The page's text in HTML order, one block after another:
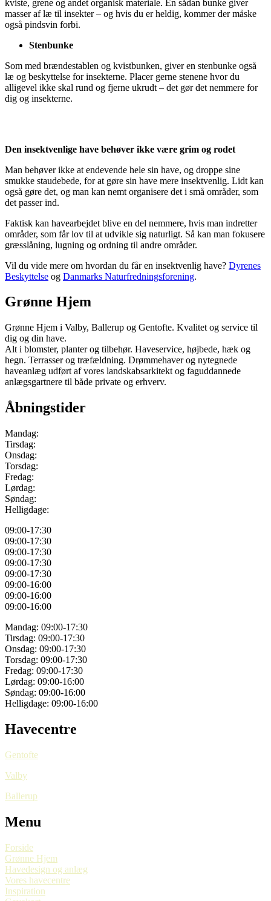
kviste, grene og andet organisk materiale. En sådan bunke giver
masser af læ til insekter – og hvis du er heldig, kommer der måske
også pindsvin forbi.
Stenbunke
Som med brændestablen og kvistbunken, giver en stenbunke også
læ og beskyttelse for insekterne. Placer gerne stenene hvor du
alligevel ikke skal rund og fjerne ukrudt – det gør det nemmere for
dig og insekterne.
Den insektvenlige have behøver ikke være grim og rodet
Man behøver ikke at endevende hele sin have, og droppe sine
smukke staudebede, for at gøre sin have mere insektvenlig. Lidt kan
også gøre det, og man kan nemt organisere det i små områder, som
det passer ind.
Faktisk kan havearbejdet blive en del nemmere, hvis man indretter
områder, som får lov til at udvikle sig naturligt. Så kan man fokusere
græsslåning, lugning og ordning til andre områder.
Vil du vide mere om hvordan du får en insektvenlig have? Dyrenes
Beskyttelse og Danmarks Naturfredningsforening.
Grønne Hjem
Grønne Hjem i Valby, Ballerup og Gentofte. Kvalitet og service til
dig og din have.
Alt i blomster, planter og tilbehør. Haveservice, højbede, hæk og
hegn. Terrasser og træfældning. Drømmehaver og nytegnede
haveanlæg udført af vores landskabsarkitekt og faguddannede
anlægsgartnere til både private og erhverv.
Åbningstider
Mandag:
Tirsdag:
Onsdag:
Torsdag:
Fredag:
Lørdag:
Søndag:
Helligdage:
09:00-17:30
09:00-17:30
09:00-17:30
09:00-17:30
09:00-17:30
09:00-16:00
09:00-16:00
09:00-16:00
Mandag: 09:00-17:30
Tirsdag: 09:00-17:30
Onsdag: 09:00-17:30
Torsdag: 09:00-17:30
Fredag: 09:00-17:30
Lørdag: 09:00-16:00
Søndag: 09:00-16:00
Helligdage: 09:00-16:00
Havecentre
Gentofte
Valby
Ballerup
Menu
Forside
Grønne Hjem
Havedesign og anlæg
Vores havecentre
Inspiration